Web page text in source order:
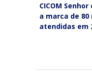
CICOM
a marca de
atendidas em